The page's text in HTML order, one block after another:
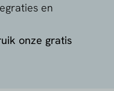
en
onze gratis